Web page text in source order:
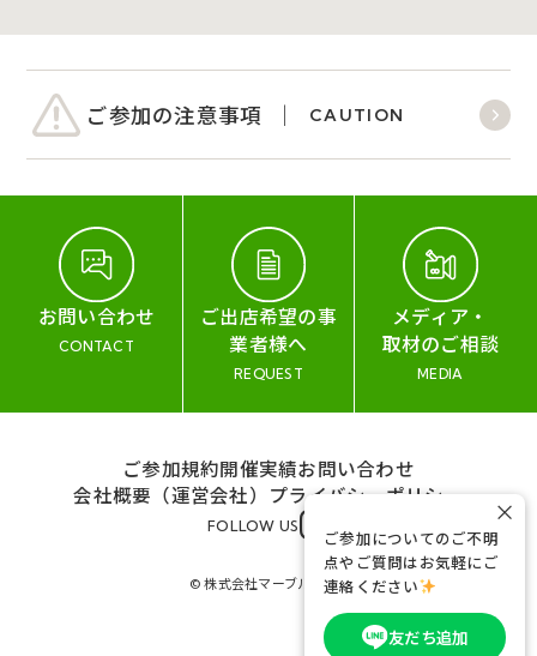
ご参加の注意事項 CAUTION
お問い合わせ
CONTACT
ご出店希望の事
業者様へ
REQUEST
メディア・
取材のご相談
MEDIA
ご参加規約開催実績お問い合わせ
会社概要（運営会社） プライバシーポリシー
FOLLOW US
© 株式会社マーブル&コー
ご参加についてのご不明
点やご質問はお気軽にご
連絡ください
友だち追加
×